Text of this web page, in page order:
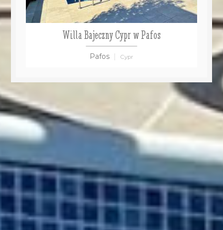
Willa Bajeczny Cypr w Pafos
Pafos Cypr